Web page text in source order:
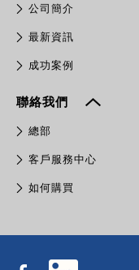
公司簡介
最新資訊
成功案例
聯絡我們
總部
客戶服務中心
如何購買